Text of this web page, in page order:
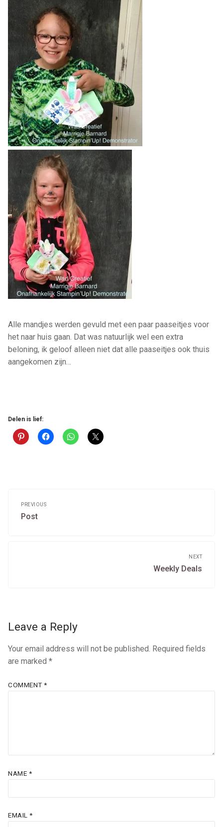
Alle mandjes werden gevuld met een paar paaseitjes voor
het naar huis gaan. Dat was natuurlijk wel een extra
beloning, ik geloof alleen niet dat alle paaseitjes ook thuis
aangekomen zijn…
Delen is lief:
navigation
PREVIOUS
Previous
Post
NEXT
Weekly Deals
Leave a Reply
Your email address will not be published. Required fields
are marked *
COMMENT*
NAME *
EMAIL *